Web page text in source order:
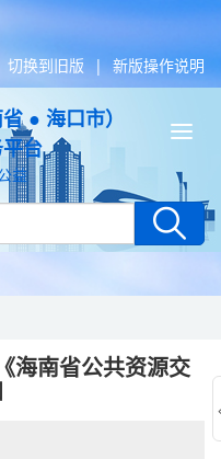
切换到旧版 | 新版操作说明
● 海口市）
台
益
海南省公共资源交